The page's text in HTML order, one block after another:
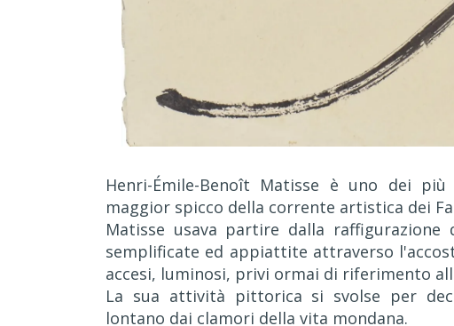
Henri-Émile-Benoît Matisse è uno dei
maggior spicco della corrente artistica dei
Matisse usava partire dalla
semplificate ed appiattite attraverso
accesi, luminosi, privi ormai di riferimento
La sua attività pittorica si svolse per
lontano dai clamori della vita mondana.